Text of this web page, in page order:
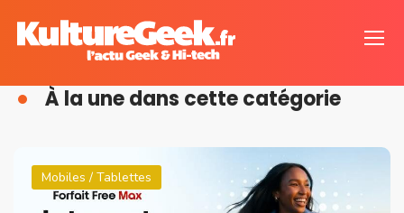
À la une dans cette catégorie
Mobiles / Tablettes